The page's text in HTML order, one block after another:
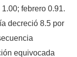
febrero 0.91.
decreció 8.5 por
equivocada